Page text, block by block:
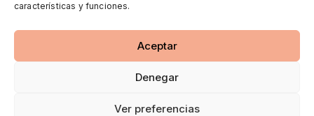
características y funciones.
Aceptar
Denegar
Ver preferencias